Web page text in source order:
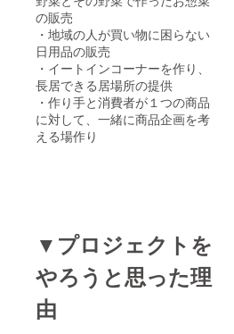
の販売
・地域の人が買い物に困らない
日用品の販売
・イートインコーナーを作り、
長居できる居場所の提供
・作り手と消費者が１つの商品
に対して、一緒に商品企画を考
える場作り
▼プロジェクトを
やろうと思った理
由